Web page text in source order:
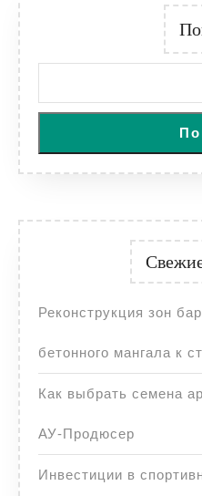
Реконструкция зон
бетонного мангала к
Как выбрать семена
АУ-Продюсер
Инвестиции в